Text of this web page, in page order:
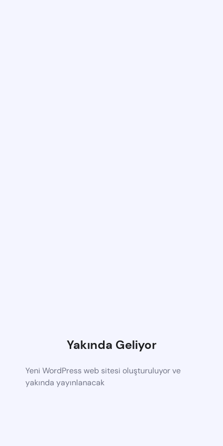
Yakında Geliyor
Yeni WordPress web sitesi oluşturuluyor ve
yakında yayınlanacak